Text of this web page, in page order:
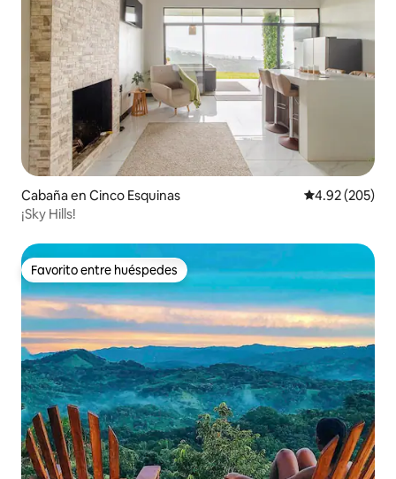
Cabaña en Cinco Esquinas Calificación
4.92 (205)
¡Sky Hills!
Favorito entre huéspedes
Favorito entre huéspedes